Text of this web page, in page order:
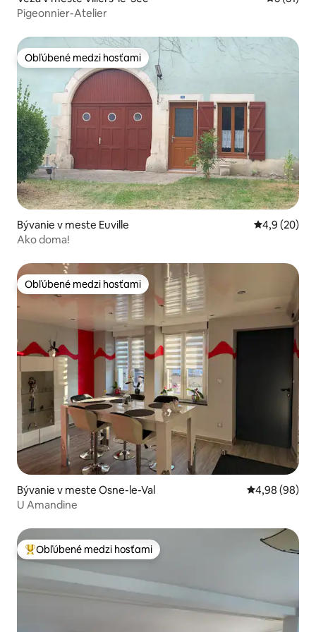
Pigeonnier-Atelier
Obľúbené medzi hosťami
Obľúbené medzi hosťami
Bývanie v meste Euville Priemerné
4,9 (20)
Ako doma!
Obľúbené medzi hosťami
Obľúbené medzi hosťami
Bývanie v meste Osne-le-Val Priemerné
4,98 (98)
U Amandine
Najobľúbenejšie medzi hosťami
Obľúbené medzi hosťami